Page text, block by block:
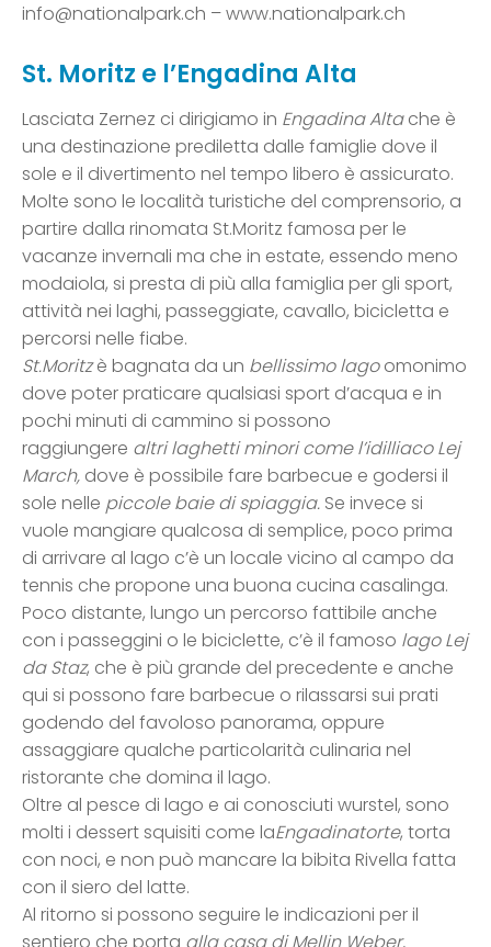
info@nationalpark.ch – www.nationalpark.ch
St. Moritz e l’Engadina Alta
Lasciata Zernez ci dirigiamo in Engadina Altache è
una destinazione prediletta dalle famiglie dove il
sole e il divertimento nel tempo libero è assicurato.
Molte sono le località turistiche del comprensorio, a
partire dalla rinomata St.Moritz famosa per le
vacanze invernali ma che in estate, essendo meno
modaiola, si presta di più alla famiglia per gli sport,
attività nei laghi, passeggiate, cavallo, bicicletta e
percorsi nelle fiabe.
St.Moritzè bagnata da un bellissimo lagoomonimo
dove poter praticare qualsiasi sport d’acqua e in
pochi minuti di cammino si possono
raggiungere altri laghetti minori come l’idilliaco Lej
March, dove è possibile fare barbecue e godersi il
sole nelle piccole baie di spiaggia. Se invece si
vuole mangiare qualcosa di semplice, poco prima
di arrivare al lago c’è un locale vicino al campo da
tennis che propone una buona cucina casalinga.
Poco distante, lungo un percorso fattibile anche
con i passeggini o le biciclette, c’è il famoso lago Lej
da Staz, che è più grande del precedente e anche
qui si possono fare barbecue o rilassarsi sui prati
godendo del favoloso panorama, oppure
assaggiare qualche particolarità culinaria nel
ristorante che domina il lago.
Oltre al pesce di lago e ai conosciuti wurstel, sono
molti i dessert squisiti come laEngadinatorte, torta
con noci, e non può mancare la bibita Rivella fatta
con il siero del latte.
Al ritorno si possono seguire le indicazioni per il